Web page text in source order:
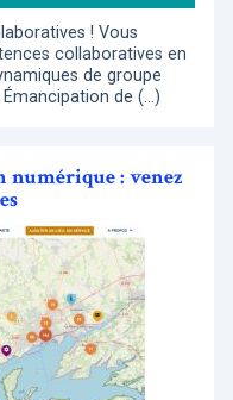
! Vous
collaboratives en
de groupe
de (…)
numérique : venez